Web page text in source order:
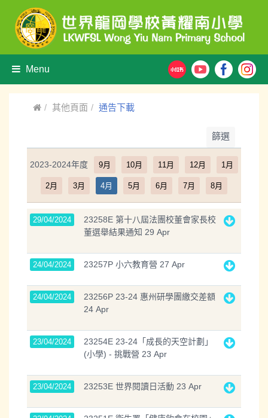
Menu
其他頁面 通告下載
篩選
2023-2024年度 9月 10月 11月 12月 1月
2月 3月 4月 5月 6月 7月 8月
29/04/2024
23258E 第十八屆法團校董會家長校
董選舉結果通知 29 Apr
24/04/2024 23257P 小六教育營 27 Apr
24/04/2024
23256P 23-24 惠州研學團繳交差額
24 Apr
23/04/2024
23254E 23-24「成長的天空計劃」
(小學) - 挑戰營 23 Apr
23/04/2024 23253E 世界閱讀日活動 23 Apr